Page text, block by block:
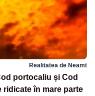
Realitatea de Neamt
portocaliu și Cod
ridicate în mare parte